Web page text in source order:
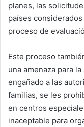
planes, las
países
proceso de
Este proceso
una amenaza para
engañado a las
familias, se les
en centros
inaceptable para